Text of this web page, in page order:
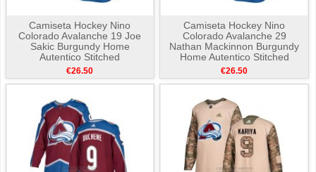
Camiseta Hockey Nino
Colorado Avalanche 19 Joe
Sakic Burgundy Home
Autentico Stitched
€26.50
Camiseta Hockey Nino
Colorado Avalanche 29
Nathan Mackinnon Burgundy
Home Autentico Stitched
€26.50